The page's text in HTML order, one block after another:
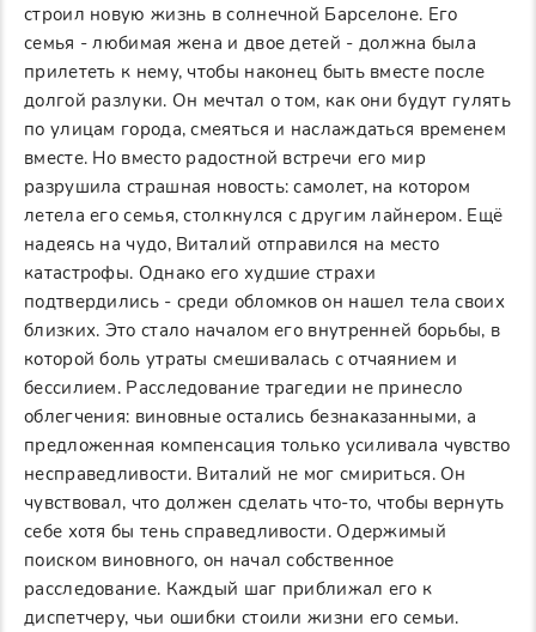
строил новую жизнь в солнечной Барселоне. Его
семья - любимая жена и двое детей - должна была
прилететь к нему, чтобы наконец быть вместе после
долгой разлуки. Он мечтал о том, как они будут гулять
по улицам города, смеяться и наслаждаться временем
вместе. Но вместо радостной встречи его мир
разрушила страшная новость: самолет, на котором
летела его семья, столкнулся с другим лайнером. Ещё
надеясь на чудо, Виталий отправился на место
катастрофы. Однако его худшие страхи
подтвердились - среди обломков он нашел тела своих
близких. Это стало началом его внутренней борьбы, в
которой боль утраты смешивалась с отчаянием и
бессилием. Расследование трагедии не принесло
облегчения: виновные остались безнаказанными, а
предложенная компенсация только усиливала чувство
несправедливости. Виталий не мог смириться. Он
чувствовал, что должен сделать что-то, чтобы вернуть
себе хотя бы тень справедливости. Одержимый
поиском виновного, он начал собственное
расследование. Каждый шаг приближал его к
диспетчеру, чьи ошибки стоили жизни его семьи.